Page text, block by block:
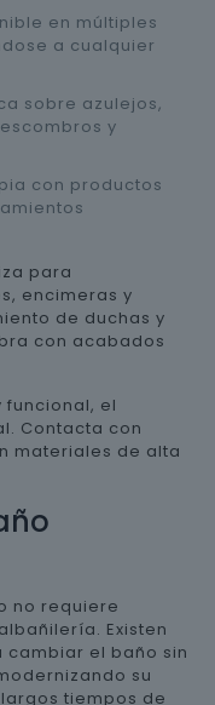
en múltiples
a cualquier
sobre azulejos,
y
con productos
para
encimeras y
de duchas y
con acabados
funcional, el
Contacta con
materiales de alta
no requiere
Existen
el baño sin
su
tiempos de